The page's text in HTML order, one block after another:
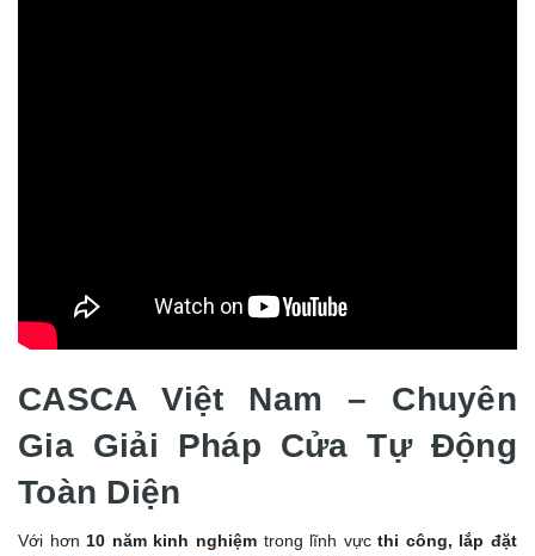
CASCA Việt Nam – Chuyên
Gia Giải Pháp Cửa Tự Động
Toàn Diện
Với hơn 10 năm kinh nghiệmtrong lĩnh vựcthi công, lắp đặt